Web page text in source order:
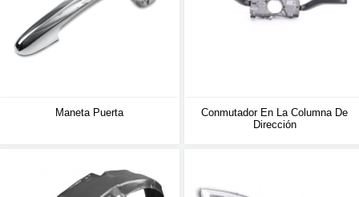
Maneta Puerta
Conmutador En La Columna De
Dirección